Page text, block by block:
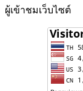
ผู้เข้าชมเว็บไซต์